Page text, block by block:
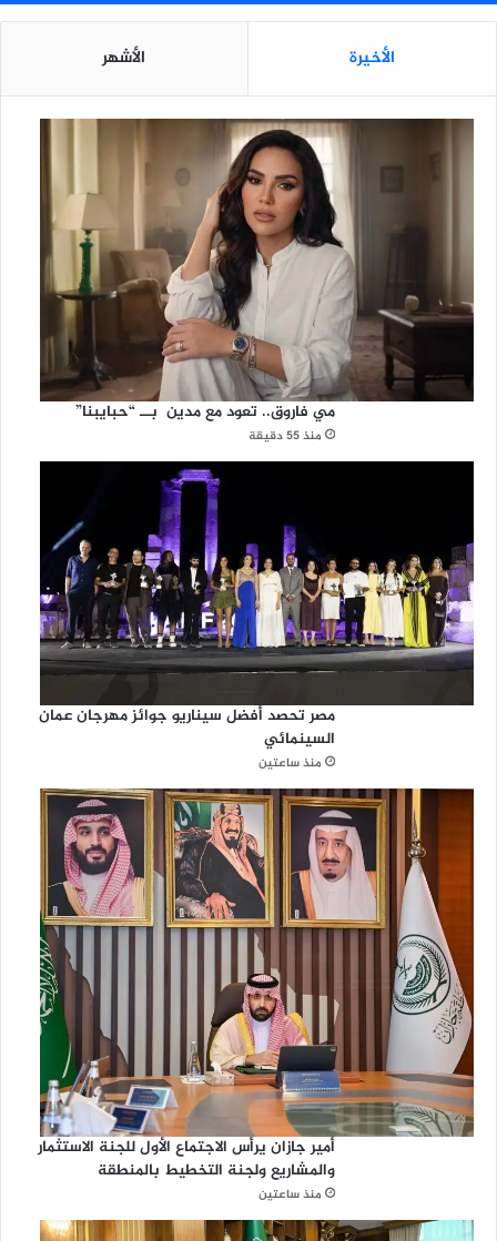
الأخيرة الأشهر
مي فاروق.. تعود مع مدين بــ “حبايبنا”
منذ 55 دقيقة
مصر تحصد أفضل سيناريو جوائز مهرجان عمان
السينمائي
منذ ساعتين
أمير جازان يرأس الاجتماع الأول للجنة الاستثمار
والمشاريع ولجنة التخطيط بالمنطقة
منذ ساعتين